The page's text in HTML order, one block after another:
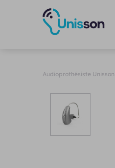
Audioprothésiste Unisson